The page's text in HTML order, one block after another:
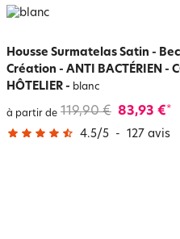
Housse Surmatelas Satin -
Création - ANTI BACTÉRIEN -
HÔTELIER - blanc
à partir de 119,90 € 83,93 €*
4.5/5 - 127 avis